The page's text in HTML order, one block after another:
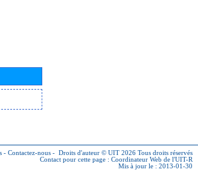
- Contactez-nous - Droits d'auteur © UIT 2026 Tous droits réservés
Contact pour cette page : Coordinateur Web de l'UIT-R
Mis à jour le : 2013-01-30